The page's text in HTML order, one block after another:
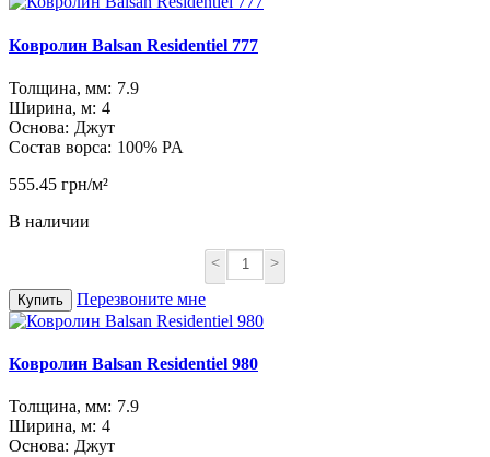
Ковролин Balsan Residentiel 777
Толщина, мм: 7.9
Ширина, м: 4
Основа: Джут
Состав ворса: 100% PA
555.45 грн/м²
В наличии
< >
Купить Перезвоните мне
Ковролин Balsan Residentiel 980
Толщина, мм: 7.9
Ширина, м: 4
Основа: Джут